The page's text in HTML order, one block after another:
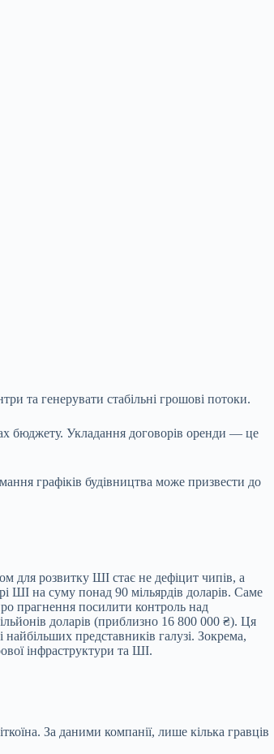
та генерувати стабільні грошові потоки.
бюджету. Укладання договорів оренди — це
графіків будівництва може призвести до
для розвитку ШІ стає не дефіцит чипів, а
ШІ на суму понад 90 мільярдів доларів. Саме
прагнення посилити контроль над
доларів (приблизно 16 800 000 ₴). Ця
представників галузі. Зокрема,
інфраструктури та ШІ.
За даними компанії, лише кілька гравців